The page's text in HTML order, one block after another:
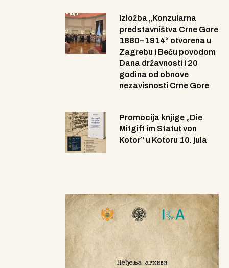
Izložba „Konzularna
predstavništva Crne Gore
1880–1914“ otvorena u
Zagrebu i Beču povodom
Dana državnosti i 20
godina od obnove
nezavisnosti Crne Gore
Promocija knjige „Die
Mitgift im Statut von
Kotor” u Kotoru 10. jula